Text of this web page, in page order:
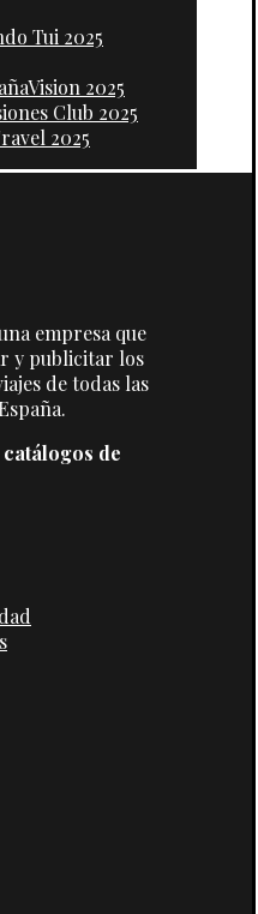
Tui 2025
2025
Club 2025
2025
empresa que
y publicitar los
de todas las
catálogos de